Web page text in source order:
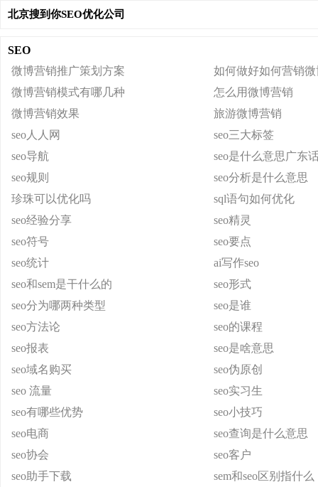
北京搜到你SEO优化公司
SEO
微博营销推广策划方案
如何做好如何营销微
微博营销模式有哪几种
怎么用微博营销
微博营销效果
旅游微博营销
seo人人网
seo三大标签
seo导航
seo是什么意思广东
seo规则
seo分析是什么意思
珍珠可以优化吗
sql语句如何优化
seo经验分享
seo精灵
seo符号
seo要点
seo统计
ai写作seo
seo和sem是干什么的
seo形式
seo分为哪两种类型
seo是谁
seo方法论
seo的课程
seo报表
seo是啥意思
seo域名购买
seo伪原创
seo 流量
seo实习生
seo有哪些优势
seo小技巧
seo电商
seo查询是什么意思
seo协会
seo客户
seo助手下载
sem和seo区别指什么